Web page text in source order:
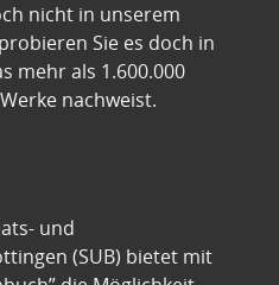
nicht in unserem
Sie es doch in
mehr als 1.600.000
nachweist.
und
(SUB) bietet mit